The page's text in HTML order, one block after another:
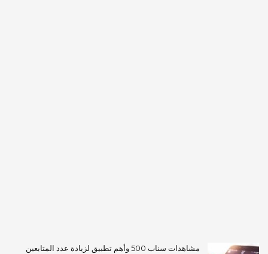
مشاهدات سناب 500 وأهم تطبيق لزيادة عدد المتابعين